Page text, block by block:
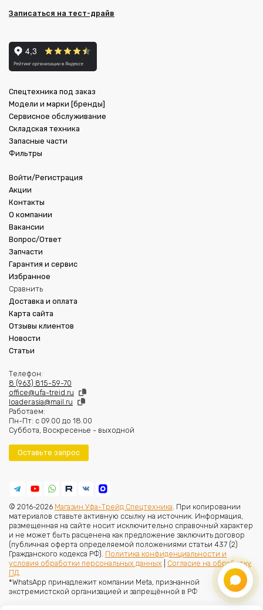
Записаться на тест-драйв
Спецтехника под заказ
Модели и марки [бренды]
Сервисное обслуживание
Складская техника
Запасные части
Фильтры
Войти/Регистрация
Акции
Контакты
О компании
Вакансии
Вопрос/Ответ
Запчасти
Гарантия и сервис
Избранное
Сравнить
Доставка и оплата
Карта сайта
Отзывы клиентов
Новости
Статьи
Телефон:
8 (963) 815-59-70
office@ufa-treid.ru
loader.asia@mail.ru
Работаем:
Пн-Пт: с 09.00 до 18.00
Суббота, Воскресенье - выходной
Оставьте запрос
© 2016-2026 Магазин Уфа-Трейд Спецтехника . При копировании
материалов ставьте активную ссылку на источник. Информация,
размещенная на сайте носит исключительно справочный характер
и не может быть расценена как предложение заключить договор
(публичная оферта определяемой положениями статьи 437 (2)
Гражданского кодекса РФ). Политика конфиденциальности и
условия обработки персональных данных
Согласие на обработку
ПД
*WhatsApp принадлежит компании Meta, признанной
экстремистской организацией и запрещённой в РФ